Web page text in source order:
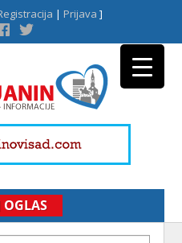
| Prijava ]
OGLAS